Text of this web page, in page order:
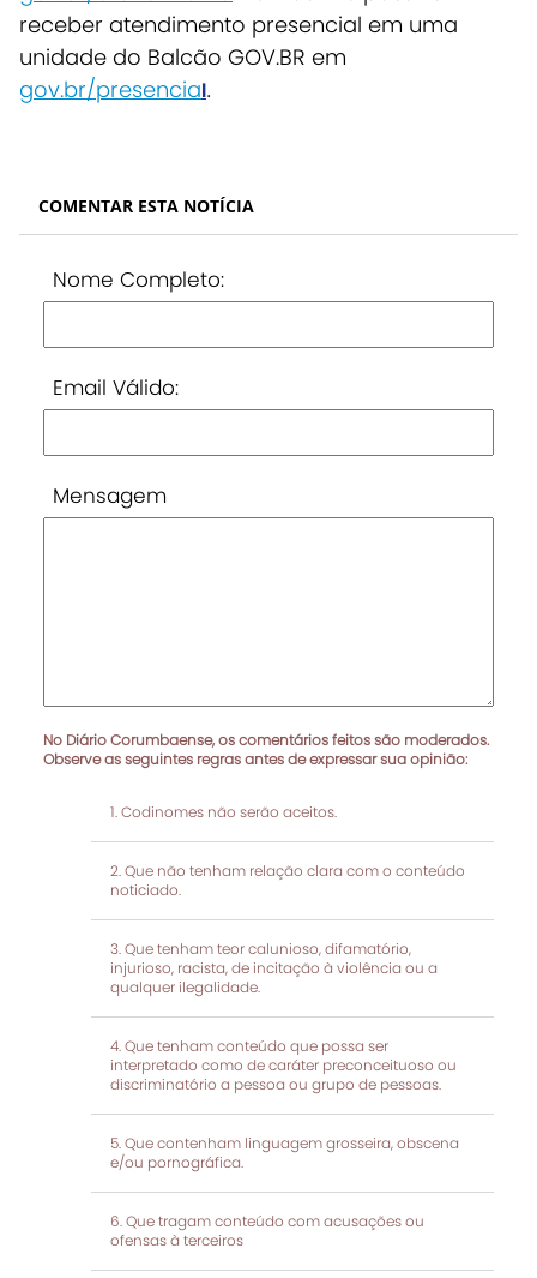
receber atendimento presencial em uma
unidade do Balcão GOV.BR em
gov.br/presencial.
COMENTAR ESTA NOTÍCIA
Nome Completo:
Email Válido:
Mensagem
No Diário Corumbaense, os comentários feitos são moderados.
Observe as seguintes regras antes de expressar sua opinião:
Codinomes não serão aceitos.
Que não tenham relação clara com o conteúdo
noticiado.
Que tenham teor calunioso, difamatório,
injurioso, racista, de incitação à violência ou a
qualquer ilegalidade.
Que tenham conteúdo que possa ser
interpretado como de caráter preconceituoso ou
discriminatório a pessoa ou grupo de pessoas.
Que contenham linguagem grosseira, obscena
e/ou pornográfica.
Que tragam conteúdo com acusações ou
ofensas à terceiros